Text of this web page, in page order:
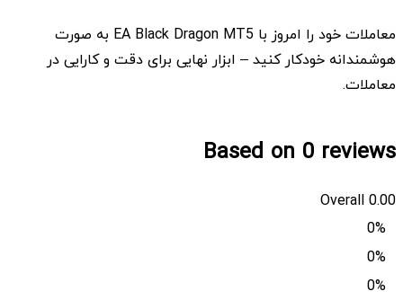
معاملات خود را امروز با EA Black Dragon MT5 به صورت
هوشمندانه خودکار کنید – ابزار نهایی برای دقت و کارایی در
معاملات.
Based on 0 reviews
0.00
Overall
0%
0%
0%